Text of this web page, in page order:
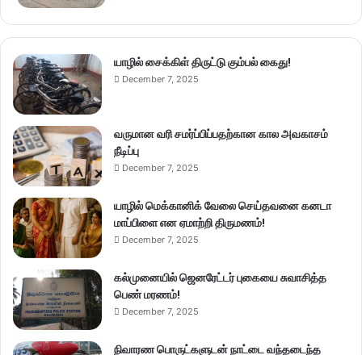
யாழில் சைக்கிள் திருட்டு கும்பல் கைது!
December 7, 2025
வருமான வரி சமர்ப்பிப்பதற்கான கால அவகாசம்
நீடிப்பு
December 7, 2025
யாழில் மெக்கானிக் வேலை செய்தவனை கனடா
மாப்பிளை என ஏமாற்றி திருமணம்!
December 7, 2025
கல்முனையில் ஜெனரேட்டர் புகையை சுவாசித்த
பெண் மரணம்!
December 7, 2025
நிவாரண பொருட்களுடன் நாட்டை வந்தடைந்த